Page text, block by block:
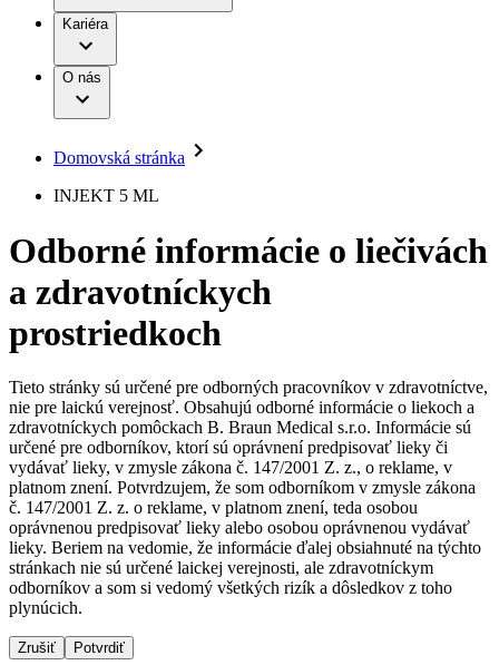
Terapie
Kontinencia a urológia
Liečba bolesti
Miniinvazívna chirurgia
Nutričná terapia
Onkológia
Ortopédia
Prevencia a kontrola infekcií
Spinálna chirurgia
Starostlivosť o rany
Uzatváranie rán
Riešenia
Terapie
B. Braun Avitum
Ochorenia
Služby pre pacientov
Dialyzačné strediská
B. Braun Avitum poskytuje kvalitnú dialyzačnú starostlivosť
vo všetkých svojich strediskách na Slovensku. Viac
informácií nájdete na stránke jednotlivých stredísk.
Práca a kariéra
Naša kultúra
Vaša príležitosť
Nájdite si prácu u nás​
Objavte svoje kariérne príležitosti ​v B. Braun. Vyhľadajte náš
trh práce​ pre zaujímavé pozície na Slovensku.​
Zodpovednosť
Médiá
Tlačové správy
Kontakt
Kontaktný formulár
Spoločnosť
Médiá
Kontakt
Kariéra
O nás
Domovská stránka
INJEKT 5 ML
Odborné informácie o liečivách
a zdravotníckych
prostriedkoch
Tieto stránky sú určené pre odborných pracovníkov v zdravotníctve,
nie pre laickú verejnosť. Obsahujú odborné informácie o liekoch a
zdravotníckych pomôckach B. Braun Medical s.r.o. Informácie sú
určené pre odborníkov, ktorí sú oprávnení predpisovať lieky či
vydávať lieky, v zmysle zákona č. 147/2001 Z. z., o reklame, v
platnom znení. Potvrdzujem, že som odborníkom v zmysle zákona
č. 147/2001 Z. z. o reklame, v platnom znení, teda osobou
oprávnenou predpisovať lieky alebo osobou oprávnenou vydávať
lieky. Beriem na vedomie, že informácie ďalej obsiahnuté na týchto
stránkach nie sú určené laickej verejnosti, ale zdravotníckym
odborníkov a som si vedomý všetkých rizík a dôsledkov z toho
plynúcich.
Zrušiť Potvrdiť